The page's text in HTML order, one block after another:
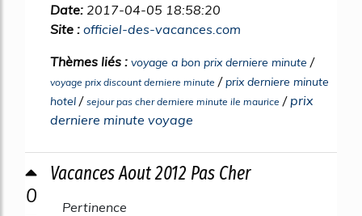
Date: 2017-04-05 18:58:20
Site : officiel-des-vacances.com
Thèmes liés : voyage a bon prix derniere minute /
voyage prix discount derniere minute / prix derniere minute
hotel / sejour pas cher derniere minute ile maurice / prix
derniere minute voyage
0
Vacances Aout 2012 Pas Cher
Pertinence